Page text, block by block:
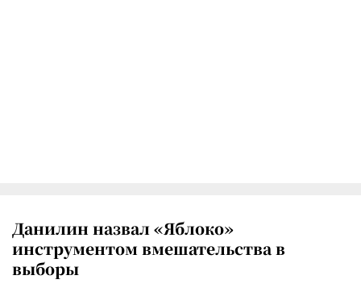
Данилин назвал «Яблоко»
инструментом вмешательства в
выборы